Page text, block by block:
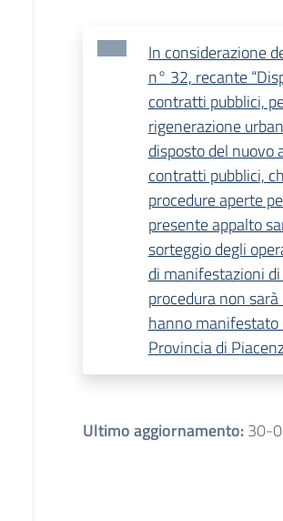
In considerazione
n° 32, recante
contratti pubblici,
rigenerazione
disposto del nuovo
contratti pubblici,
procedure aperte
presente appalto
sorteggio degli
di manifestazioni
procedura non
hanno
Provincia di
Ultimo aggiornamento:30-